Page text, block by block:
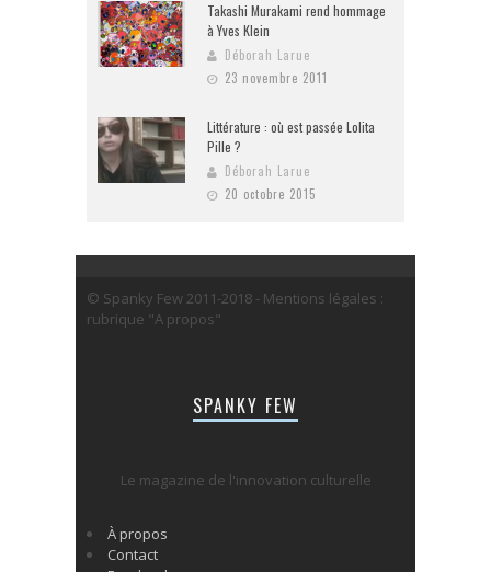
Takashi Murakami rend hommage
à Yves Klein
Déborah Larue
23 novembre 2011
Littérature : où est passée Lolita
Pille ?
Déborah Larue
20 octobre 2015
© Spanky Few 2011-2018 - Mentions légales :
rubrique "A propos"
SPANKY FEW
Le magazine de l'innovation culturelle
À propos
Contact